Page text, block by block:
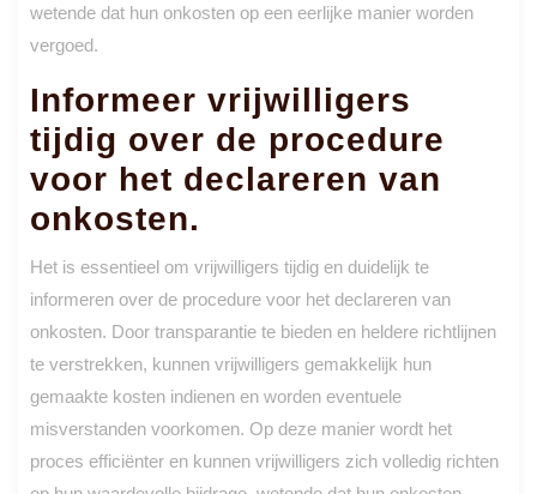
wetende dat hun onkosten op een eerlijke manier worden
vergoed.
Informeer vrijwilligers
tijdig over de procedure
voor het declareren van
onkosten.
Het is essentieel om vrijwilligers tijdig en duidelijk te
informeren over de procedure voor het declareren van
onkosten. Door transparantie te bieden en heldere richtlijnen
te verstrekken, kunnen vrijwilligers gemakkelijk hun
gemaakte kosten indienen en worden eventuele
misverstanden voorkomen. Op deze manier wordt het
proces efficiënter en kunnen vrijwilligers zich volledig richten